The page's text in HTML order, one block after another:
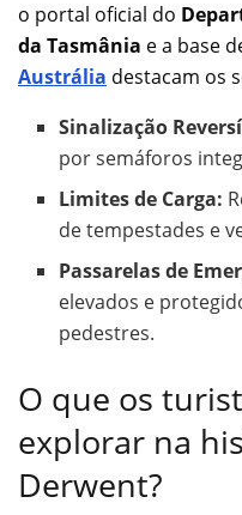
o portal oficial do
da Tasmânia e a base
Austrália destacam os
Sinalização
por semáforos
Limites de Carga:
de tempestades e
Passarelas de
elevados e
pedestres.
O que os
explorar na
Derwent?